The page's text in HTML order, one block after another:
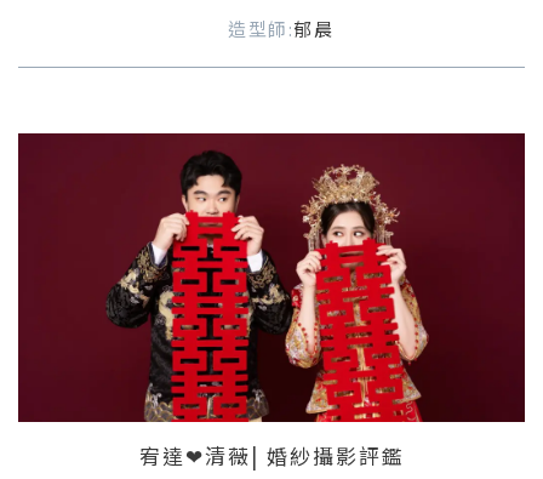
造型師:郁晨
宥達❤清薇| 婚紗攝影評鑑